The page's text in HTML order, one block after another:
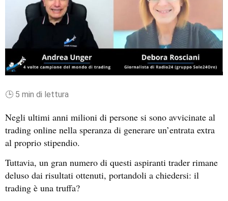
🕒 5 min di lettura
Negli ultimi anni milioni di persone si sono avvicinate al
trading online nella speranza di generare un’entrata extra
al proprio stipendio.
Tuttavia, un gran numero di questi aspiranti trader rimane
deluso dai risultati ottenuti, portandoli a chiedersi: il
trading è una truffa?